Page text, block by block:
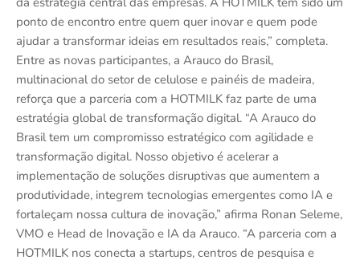
ponto de encontro entre quem quer inovar e quem pode
ajudar a transformar ideias em resultados reais,” completa.
Entre as novas participantes, a Arauco do Brasil,
multinacional do setor de celulose e painéis de madeira,
reforça que a parceria com a HOTMILK faz parte de uma
estratégia global de transformação digital. “A Arauco do
Brasil tem um compromisso estratégico com agilidade e
transformação digital. Nosso objetivo é acelerar a
implementação de soluções disruptivas que aumentem a
produtividade, integrem tecnologias emergentes como IA e
fortaleçam nossa cultura de inovação,” afirma Ronan Seleme,
VMO e Head de Inovação e IA da Arauco. “A parceria com a
HOTMILK nos conecta a startups, centros de pesquisa e